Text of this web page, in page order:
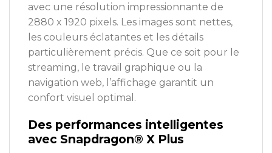
avec une résolution impressionnante de
2880 x 1920 pixels. Les images sont nettes,
les couleurs éclatantes et les détails
particulièrement précis. Que ce soit pour le
streaming, le travail graphique ou la
navigation web, l’affichage garantit un
confort visuel optimal.
Des performances intelligentes
avec Snapdragon® X Plus